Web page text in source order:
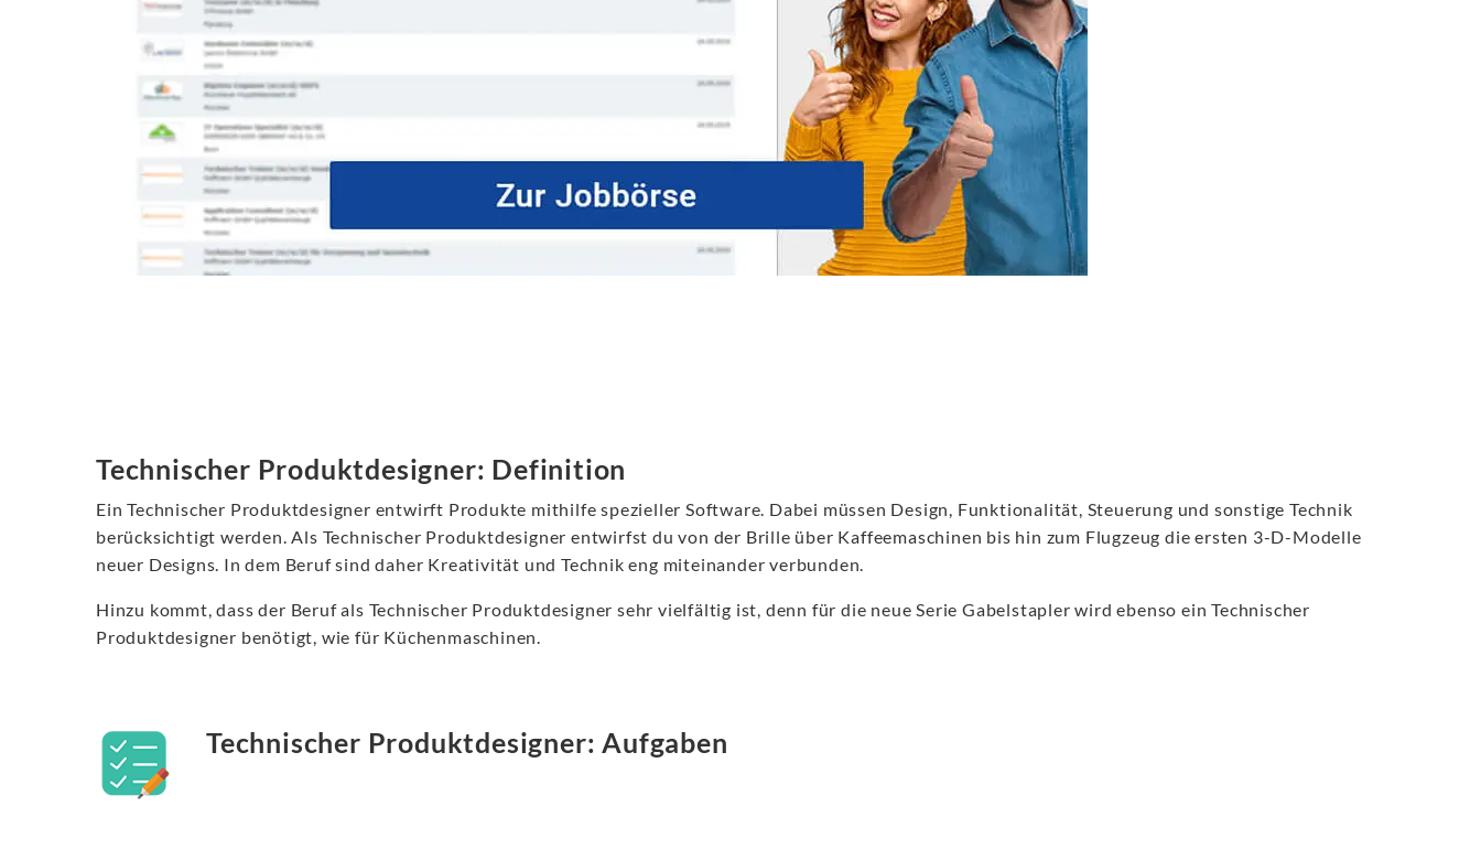
Technischer Produktdesigner: Definition
Ein Technischer Produktdesigner entwirft Produkte mithilfe spezieller Software. Dabei müssen Design, Funktionalität, Steuerung und sonstige Technik
berücksichtigt werden. Als Technischer Produktdesigner entwirfst du von der Brille über Kaffeemaschinen bis hin zum Flugzeug die ersten 3-D-Modelle
neuer Designs. In dem Beruf sind daher Kreativität und Technik eng miteinander verbunden.
Hinzu kommt, dass der Beruf als Technischer Produktdesigner sehr vielfältig ist, denn für die neue Serie Gabelstapler wird ebenso ein Technischer
Produktdesigner benötigt, wie für Küchenmaschinen.
Technischer Produktdesigner: Aufgaben